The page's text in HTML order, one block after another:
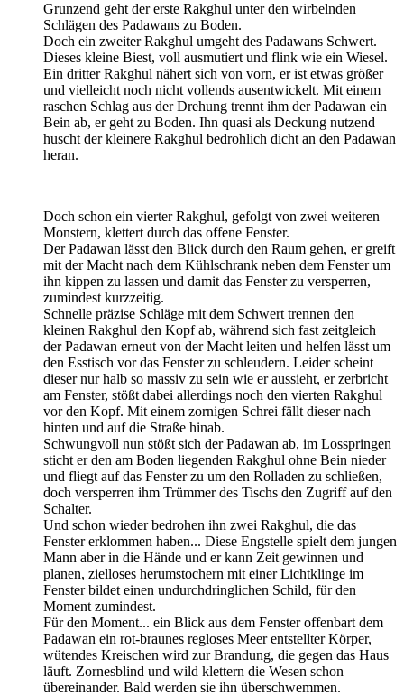
Grunzend geht der erste Rakghul unter den wirbelnden
Schlägen des Padawans zu Boden.
Doch ein zweiter Rakghul umgeht des Padawans Schwert.
Dieses kleine Biest, voll ausmutiert und flink wie ein Wiesel.
Ein dritter Rakghul nähert sich von vorn, er ist etwas größer
und vielleicht noch nicht vollends ausentwickelt. Mit einem
raschen Schlag aus der Drehung trennt ihm der Padawan ein
Bein ab, er geht zu Boden. Ihn quasi als Deckung nutzend
huscht der kleinere Rakghul bedrohlich dicht an den Padawan
heran.
Doch schon ein vierter Rakghul, gefolgt von zwei weiteren
Monstern, klettert durch das offene Fenster.
Der Padawan lässt den Blick durch den Raum gehen, er greift
mit der Macht nach dem Kühlschrank neben dem Fenster um
ihn kippen zu lassen und damit das Fenster zu versperren,
zumindest kurzzeitig.
Schnelle präzise Schläge mit dem Schwert trennen den
kleinen Rakghul den Kopf ab, während sich fast zeitgleich
der Padawan erneut von der Macht leiten und helfen lässt um
den Esstisch vor das Fenster zu schleudern. Leider scheint
dieser nur halb so massiv zu sein wie er aussieht, er zerbricht
am Fenster, stößt dabei allerdings noch den vierten Rakghul
vor den Kopf. Mit einem zornigen Schrei fällt dieser nach
hinten und auf die Straße hinab.
Schwungvoll nun stößt sich der Padawan ab, im Losspringen
sticht er den am Boden liegenden Rakghul ohne Bein nieder
und fliegt auf das Fenster zu um den Rolladen zu schließen,
doch versperren ihm Trümmer des Tischs den Zugriff auf den
Schalter.
Und schon wieder bedrohen ihn zwei Rakghul, die das
Fenster erklommen haben... Diese Engstelle spielt dem jungen
Mann aber in die Hände und er kann Zeit gewinnen und
planen, zielloses herumstochern mit einer Lichtklinge im
Fenster bildet einen undurchdringlichen Schild, für den
Moment zumindest.
Für den Moment... ein Blick aus dem Fenster offenbart dem
Padawan ein rot-braunes regloses Meer entstellter Körper,
wütendes Kreischen wird zur Brandung, die gegen das Haus
läuft. Zornesblind und wild klettern die Wesen schon
übereinander. Bald werden sie ihn überschwemmen.